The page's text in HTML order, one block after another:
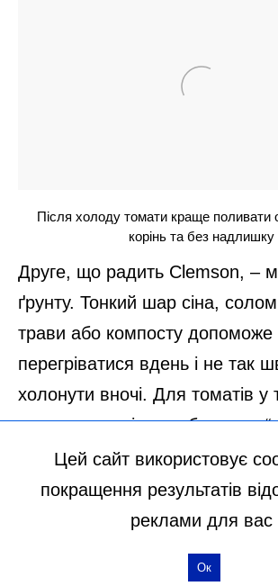
Цей сайт використовує
покращення результатів
реклами для вас
Ок